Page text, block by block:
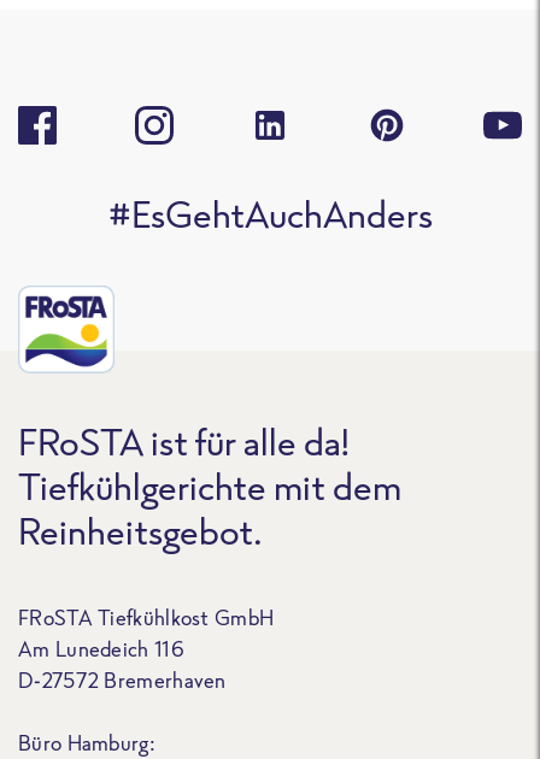
#EsGehtAuchAnders
FRoSTA ist für alle da!
Tiefkühlgerichte mit dem
Reinheitsgebot.
FRoSTA Tiefkühlkost GmbH
Am Lunedeich 116
D-27572 Bremerhaven
Büro Hamburg: